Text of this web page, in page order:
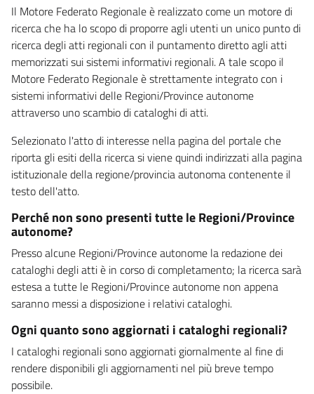
Il Motore Federato Regionale è realizzato come un motore di
ricerca che ha lo scopo di proporre agli utenti un unico punto di
ricerca degli atti regionali con il puntamento diretto agli atti
memorizzati sui sistemi informativi regionali. A tale scopo il
Motore Federato Regionale è strettamente integrato con i
sistemi informativi delle Regioni/Province autonome
attraverso uno scambio di cataloghi di atti.
Selezionato l'atto di interesse nella pagina del portale che
riporta gli esiti della ricerca si viene quindi indirizzati alla pagina
istituzionale della regione/provincia autonoma contenente il
testo dell'atto.
Perché non sono presenti tutte le Regioni/Province
autonome?
Presso alcune Regioni/Province autonome la redazione dei
cataloghi degli atti è in corso di completamento; la ricerca sarà
estesa a tutte le Regioni/Province autonome non appena
saranno messi a disposizione i relativi cataloghi.
Ogni quanto sono aggiornati i cataloghi regionali?
I cataloghi regionali sono aggiornati giornalmente al fine di
rendere disponibili gli aggiornamenti nel più breve tempo
possibile.